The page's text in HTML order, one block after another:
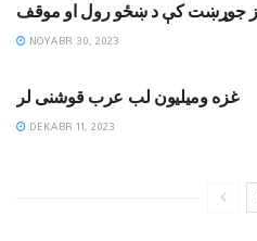
جوړښت کې د ښځو رول او موقف
NOYABR 30, 2023
غزه ومیلیون لب عرب قوشنی لر
DEKABR 11, 2023